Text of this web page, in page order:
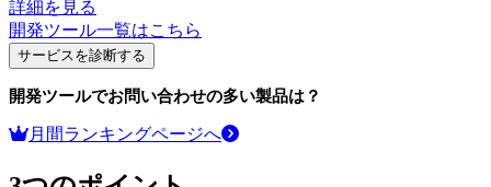
詳細を見る
開発ツール一覧はこちら
サービスを診断する
開発ツールでお問い合わせの多い製品は？
月間ランキングページへ